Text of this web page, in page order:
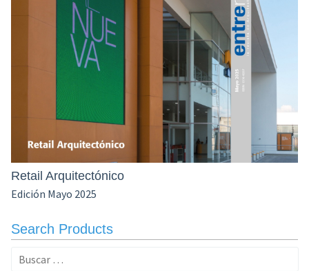
Retail Arquitectónico
Edición Mayo 2025
Search Products
Buscar: